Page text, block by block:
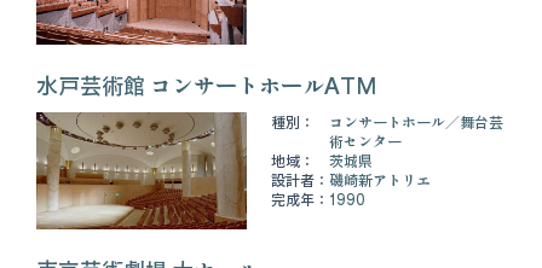
水戸芸術館 コンサートホールATM
種別： コンサートホール
舞台芸
術センター
地域：
茨城県
設計者： 磯崎新アトリエ
完成年： 1990